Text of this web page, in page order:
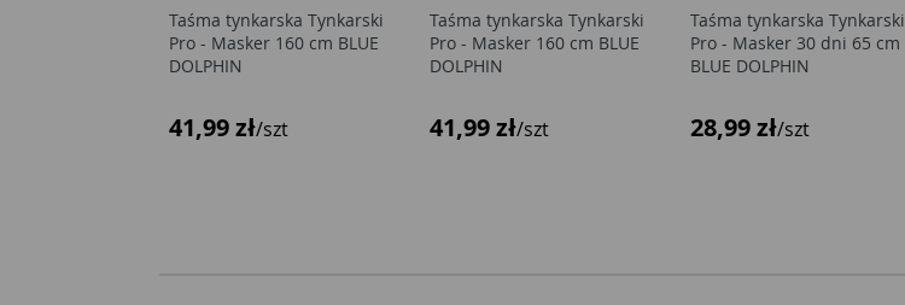
Taśma tynkarska Tynkarski
Pro - Masker 160 cm BLUE
DOLPHIN
41,99 zł/szt
Taśma tynkarska Tynkarski
Pro - Masker 160 cm BLUE
DOLPHIN
41,99 zł/szt
Taśma tynkarska Tynkarski
Pro - Masker 30 dni 65 cm
BLUE DOLPHIN
28,99 zł/szt